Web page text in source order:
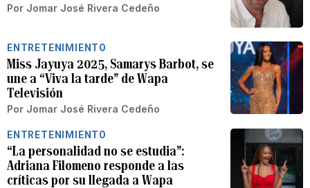
Por Jomar José Rivera Cedeño
ENTRETENIMIENTO
Miss Jayuya 2025, Samarys Barbot, se
une a “Viva la tarde” de Wapa
Televisión
Por Jomar José Rivera Cedeño
ENTRETENIMIENTO
“La personalidad no se estudia”:
Adriana Filomeno responde a las
críticas por su llegada a Wapa